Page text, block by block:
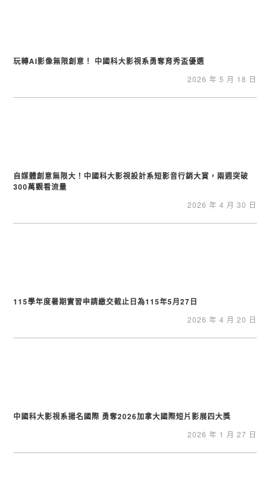
玩轉AI影像無限創意！ 中國科大影視系勇奪育秀盃優選
2026 年 5 月 18 日
自媒體創意無限大！中國科大影視設計系短影音行銷大賞，兩週突破
300萬觀看流量
2026 年 4 月 30 日
115學年度暑期實習申請繳交截止日為115年5月27日
2026 年 4 月 20 日
中國科大影視系揚名國際 勇奪2026加拿大國際短片影展四大獎
2026 年 1 月 27 日